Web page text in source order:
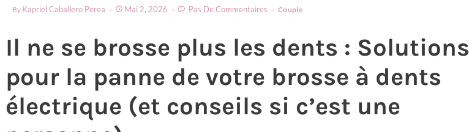
By Kapriel Caballero Perea Mai 2, 2026 Pas De Commentaires Couple
Il ne se brosse plus les dents : Solutions
pour la panne de votre brosse à dents
électrique (et conseils si c’est une